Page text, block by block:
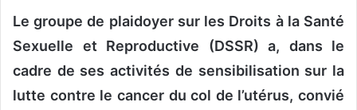
r
r
i
Le groupe de plaidoyer sur les Droits à la Santé
Sexuelle et Reproductive (DSSR) a, dans le
cadre de ses activités de sensibilisation sur la
lutte contre le cancer du col de l’utérus, convié